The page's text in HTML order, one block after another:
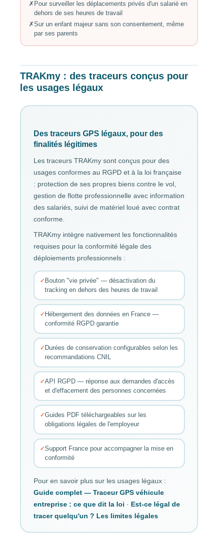
✗ Pour surveiller les déplacements privés d'un salarié en
dehors de ses heures de travail
✗Sur un enfant majeur sans son consentement, même
par ses parents
TRAKmy : des traceurs conçus pour
les usages légaux
Des traceurs GPS légaux, pour des
finalités légitimes
Les traceurs TRAKmy sont conçus pour des
usages conformes au RGPD et à la loi française
: protection de ses propres biens contre le vol,
gestion de flotte professionnelle avec information
des salariés, suivi de matériel loué avec contrat
conforme.
TRAKmy intègre nativement les fonctionnalités
requises pour la conformité légale des
déploiements professionnels :
Bouton "vie privée" — désactivation du
tracking en dehors des heures de travail
Hébergement des données en France —
conformité RGPD garantie
Durées de conservation configurables selon les
recommandations CNIL
API RGPD — réponse aux demandes d'accès
et d'effacement des personnes concernées
Guides PDF téléchargeables sur les
obligations légales de l'employeur
Support France pour accompagner la mise en
conformité
Pour en savoir plus sur les usages légaux :
Guide complet — Traceur GPS véhicule
entreprise : ce que dit la loi · Est-ce légal de
tracer quelqu'un ? Les limites légales